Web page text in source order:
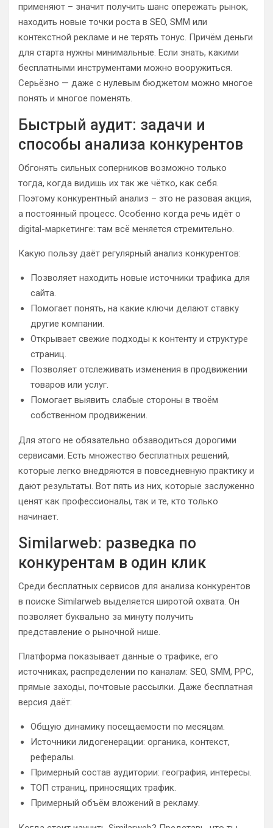
применяют – значит получить шанс опережать рынок,
находить новые точки роста в SEO, SMM или
контекстной рекламе и не терять тонус. Причём деньги
для старта нужны минимальные. Если знать, какими
бесплатными инструментами можно вооружиться.
Серьёзно — даже с нулевым бюджетом можно многое
понять и многое поменять.
Быстрый аудит: задачи и
способы анализа конкурентов
Обгонять сильных соперников возможно только
тогда, когда видишь их так же чётко, как себя.
Поэтому конкурентный анализ – это не разовая акция,
а постоянный процесс. Особенно когда речь идёт о
digital-маркетинге: там всё меняется стремительно.
Какую пользу даёт регулярный анализ конкурентов:
Позволяет находить новые источники трафика для
сайта.
Помогает понять, на какие ключи делают ставку
другие компании.
Открывает свежие подходы к контенту и структуре
страниц.
Позволяет отслеживать изменения в продвижении
товаров или услуг.
Помогает выявить слабые стороны в твоём
собственном продвижении.
Для этого не обязательно обзаводиться дорогими
сервисами. Есть множество бесплатных решений,
которые легко внедряются в повседневную практику и
дают результаты. Вот пять из них, которые заслуженно
ценят как профессионалы, так и те, кто только
начинает.
Similarweb: разведка по
конкурентам в один клик
Среди бесплатных сервисов для анализа конкурентов
в поиске Similarweb выделяется широтой охвата. Он
позволяет буквально за минуту получить
представление о рыночной нише.
Платформа показывает данные о трафике, его
источниках, распределении по каналам: SEO, SMM, PPC,
прямые заходы, почтовые рассылки. Даже бесплатная
версия даёт:
Общую динамику посещаемости по месяцам.
Источники лидогенерации: органика, контекст,
рефералы.
Примерный состав аудитории: география, интересы.
ТОП страниц, приносящих трафик.
Примерный объём вложений в рекламу.